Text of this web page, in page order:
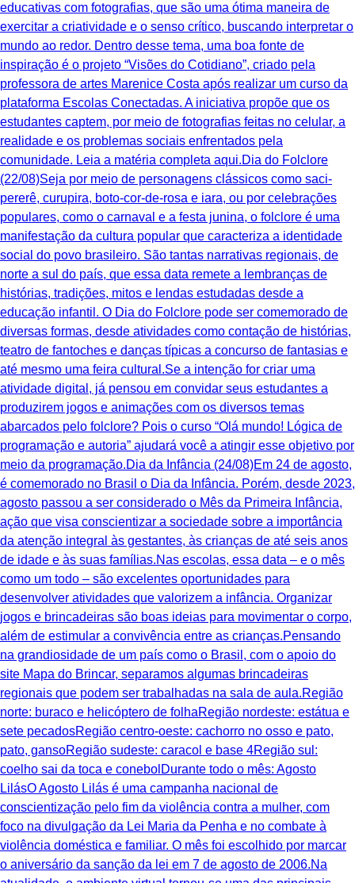
educativas com fotografias, que são uma ótima maneira de
exercitar a criatividade e o senso crítico, buscando interpretar o
mundo ao redor. Dentro desse tema, uma boa fonte de
inspiração é o projeto “Visões do Cotidiano”, criado pela
professora de artes Marenice Costa após realizar um curso da
plataforma Escolas Conectadas. A iniciativa propõe que os
estudantes captem, por meio de fotografias feitas no celular, a
realidade e os problemas sociais enfrentados pela
comunidade. Leia a matéria completa aqui.Dia do Folclore
(22/08)Seja por meio de personagens clássicos como saci-
pererê, curupira, boto-cor-de-rosa e iara, ou por celebrações
populares, como o carnaval e a festa junina, o folclore é uma
manifestação da cultura popular que caracteriza a identidade
social do povo brasileiro. São tantas narrativas regionais, de
norte a sul do país, que essa data remete a lembranças de
histórias, tradições, mitos e lendas estudadas desde a
educação infantil. O Dia do Folclore pode ser comemorado de
diversas formas, desde atividades como contação de histórias,
teatro de fantoches e danças típicas a concurso de fantasias e
até mesmo uma feira cultural.Se a intenção for criar uma
atividade digital, já pensou em convidar seus estudantes a
produzirem jogos e animações com os diversos temas
abarcados pelo folclore? Pois o curso “Olá mundo! Lógica de
programação e autoria” ajudará você a atingir esse objetivo por
meio da programação.Dia da Infância (24/08)Em 24 de agosto,
é comemorado no Brasil o Dia da Infância. Porém, desde 2023,
agosto passou a ser considerado o Mês da Primeira Infância,
ação que visa conscientizar a sociedade sobre a importância
da atenção integral às gestantes, às crianças de até seis anos
de idade e às suas famílias.Nas escolas, essa data – e o mês
como um todo – são excelentes oportunidades para
desenvolver atividades que valorizem a infância. Organizar
jogos e brincadeiras são boas ideias para movimentar o corpo,
além de estimular a convivência entre as crianças.Pensando
na grandiosidade de um país como o Brasil, com o apoio do
site Mapa do Brincar, separamos algumas brincadeiras
regionais que podem ser trabalhadas na sala de aula.Região
norte: buraco e helicóptero de folhaRegião nordeste: estátua e
sete pecadosRegião centro-oeste: cachorro no osso e pato,
pato, gansoRegião sudeste: caracol e base 4Região sul:
coelho sai da toca e conebolDurante todo o mês: Agosto
LilásO Agosto Lilás é uma campanha nacional de
conscientização pelo fim da violência contra a mulher, com
foco na divulgação da Lei Maria da Penha e no combate à
violência doméstica e familiar. O mês foi escolhido por marcar
o aniversário da sanção da lei em 7 de agosto de 2006.Na